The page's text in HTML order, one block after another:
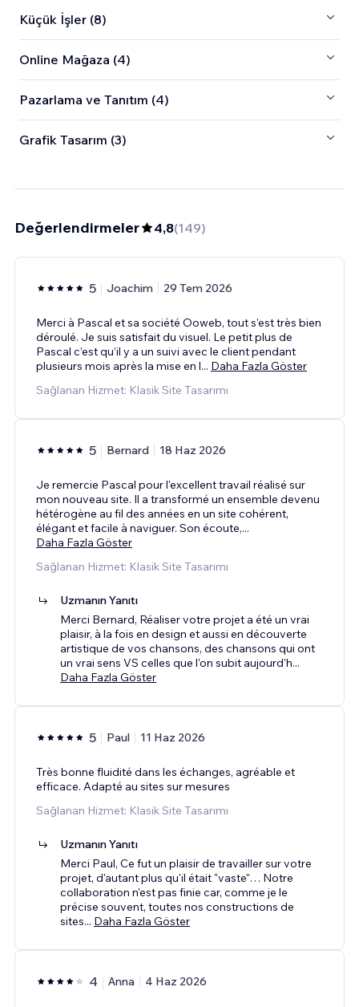
Küçük İşler (8)
Online Mağaza (4)
Pazarlama ve Tanıtım (4)
Grafik Tasarım (3)
Değerlendirmeler 4,8(149)
5 Joachim 29 Tem 2026
Merci à Pascal et sa société Ooweb, tout s’est très bien
déroulé. Je suis satisfait du visuel. Le petit plus de
Pascal c’est qu’il y a un suivi avec le client pendant
plusieurs mois après la mise en l... Daha Fazla Göster
Sağlanan Hizmet: Klasik Site Tasarımı
5 Bernard 18 Haz 2026
Je remercie Pascal pour l'excellent travail réalisé sur
mon nouveau site. Il a transformé un ensemble devenu
hétérogène au fil des années en un site cohérent,
élégant et facile à naviguer. Son écoute,...
Daha Fazla Göster
Sağlanan Hizmet: Klasik Site Tasarımı
Uzmanın Yanıtı
Merci Bernard, Réaliser votre projet a été un vrai
plaisir, à la fois en design et aussi en découverte
artistique de vos chansons, des chansons qui ont
un vrai sens VS celles que l'on subit aujourd'h...
Daha Fazla Göster
5 Paul 11 Haz 2026
Très bonne fluidité dans les échanges, agréable et
efficace. Adapté au sites sur mesures
Sağlanan Hizmet: Klasik Site Tasarımı
Uzmanın Yanıtı
Merci Paul, Ce fut un plaisir de travailler sur votre
projet, d'autant plus qu'il était "vaste"… Notre
collaboration n'est pas finie car, comme je le
précise souvent, toutes nos constructions de
sites... Daha Fazla Göster
4 Anna 4 Haz 2026